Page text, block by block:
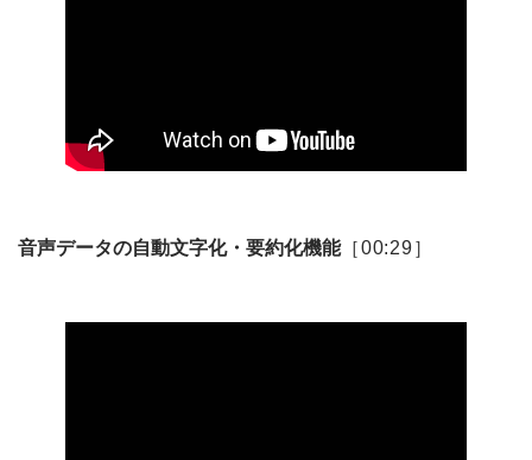
音声データの自動文字化・要約化機能［00:29］